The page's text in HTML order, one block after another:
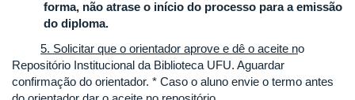
forma, não atrase o início do processo para a emissão
do diploma.
5. Solicitar que o orientador aprove e dê o aceite no
Repositório Institucional da Biblioteca UFU. Aguardar
confirmação do orientador. * Caso o aluno envie o termo antes